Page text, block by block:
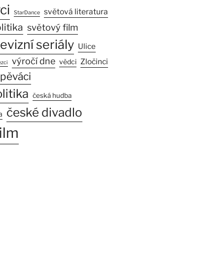
StarDance světová literatura
světový film
seriály Ulice
výročí dne vědci Zločinci
česká hudba
české divadlo